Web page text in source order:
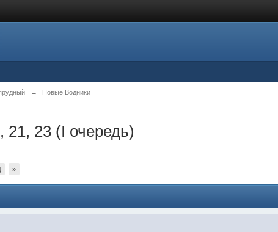
→ Новые Водники
23 (I очередь)
»